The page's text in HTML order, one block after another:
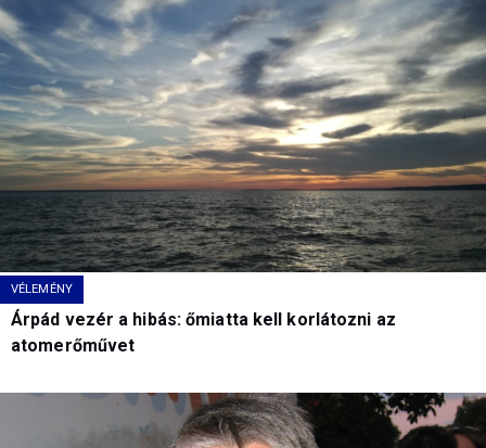
VÉLEMÉNY
Árpád vezér a hibás: őmiatta kell korlátozni az
atomerőművet